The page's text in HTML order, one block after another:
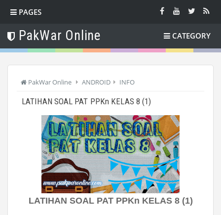
PAGES
PakWar Online CATEGORY
PakWar Online ANDROID INFO
LATIHAN SOAL PAT PPKn KELAS 8 (1)
LATIHAN SOAL PAT PPKn KELAS 8 (1)